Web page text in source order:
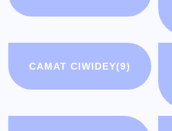
CAMAT CIWIDEY(9)